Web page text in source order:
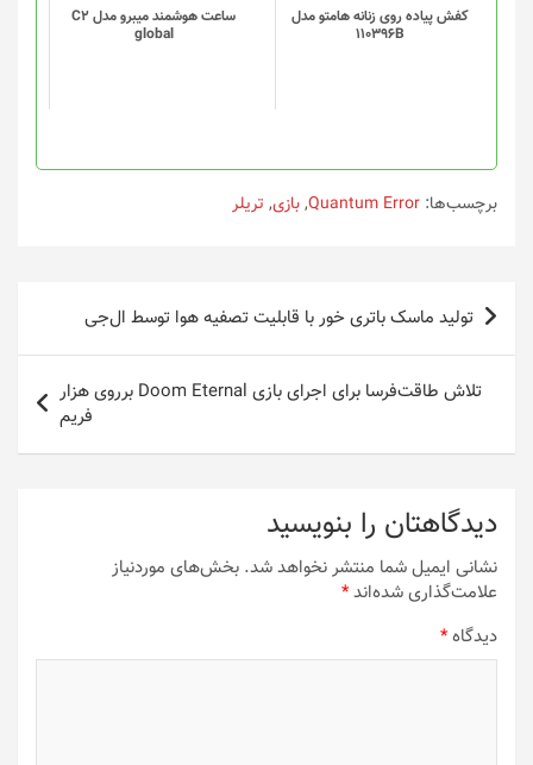
کفش پیاده روی زنانه هامتو مدل
110396B
گزینه
ها
محصول
انتخاب
شوند
ساعت هوشمند میبرو مدل C2
global
گزینه
ها
محصول
برچسب‌ها: Quantum Error
,بازی, تریلر
راهبری
نوشته
تولید ماسک باتری خور با قابلیت تصفیه هوا توسط ال‌جی
تلاش طاقت‌فرسا برای اجرای بازی Doom Eternal برروی هزار
فریم
دیدگاهتان را بنویسید
نشانی ایمیل شما منتشر نخواهد شد. بخش‌های موردنیاز
علامت‌گذاری شده‌اند*
دیدگاه*